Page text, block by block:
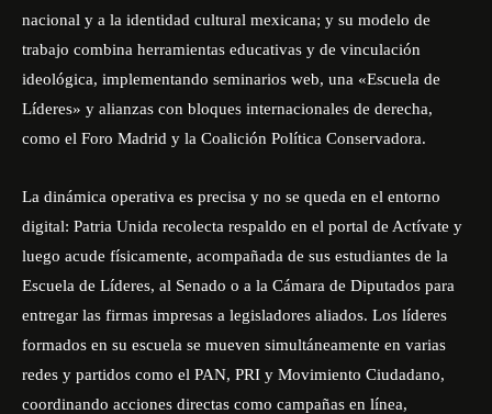
nacional y a la identidad cultural mexicana; y su modelo de
trabajo combina herramientas educativas y de vinculación
ideológica, implementando seminarios web, una «Escuela de
Líderes» y alianzas con bloques internacionales de derecha,
como el Foro Madrid y la Coalición Política Conservadora.
La dinámica operativa es precisa y no se queda en el entorno
digital: Patria Unida recolecta respaldo en el portal de Actívate y
luego acude físicamente, acompañada de sus estudiantes de la
Escuela de Líderes, al Senado o a la Cámara de Diputados para
entregar las firmas impresas a legisladores aliados. Los líderes
formados en su escuela se mueven simultáneamente en varias
redes y partidos como el PAN, PRI y Movimiento Ciudadano,
coordinando acciones directas como campañas en línea,